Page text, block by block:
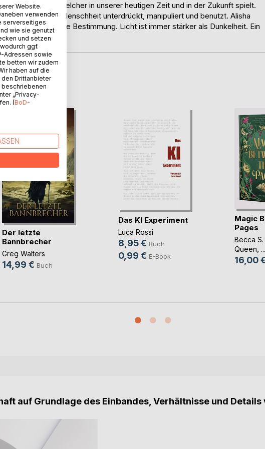
Roman welcher in unserer heutigen Zeit und in der Zukunft spielt.
welche die Menschheit unterdrückt, manipuliert und benutzt. Alisha
ihre wahre Bestimmung. Licht ist immer stärker als Dunkelheit. Ein
BoD
Der letzte
Bannbrecher
Greg Walters
14,99 € Buch
Das KI Experiment
Luca Rossi
8,95 € Buch
0,99 € E-Book
Magic
Pages
Becca S.
Queen , ...
16,00
auf Grundlage des Einbandes, Verhältnisse und
Website.
verwenden
serverseitiges
wie sie genutzt
und setzen
ggf.
Adressen sowie
betten wir zudem
haben auf die
Drittanbieter
beschriebenen
„Privacy-
(BoD-